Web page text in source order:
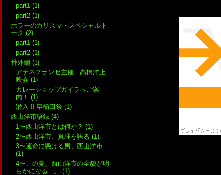
part1 (1)
part2 (1)
ホラーのカリスマ・スペシャルト
ーク (2)
part1 (1)
part2 (1)
番外編 (3)
アテネフランセ主催 高橋洋上
映会 (1)
カレーショップガイラへご案
内！ (1)
潜入 !! 早稲田祭 (1)
西山洋市語録 (4)
1〜西山洋市とは何か？ (1)
2〜西山洋市、真理を語る (1)
3〜運命に懸ける男、西山洋市
(1)
4〜この夏、西山洋市の全貌が明
らかになる...。 (1)